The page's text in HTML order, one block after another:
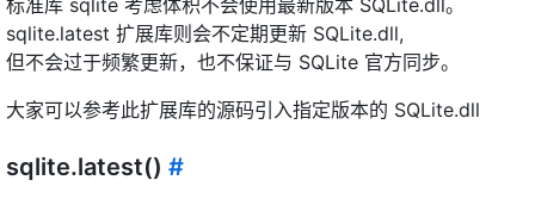
sqlite.latest 扩展库则会不定期更新 SQLite.dll,
但不会过于频繁更新，也不保证与 SQLite 官方同步。
大家可以参考此扩展库的源码引入指定版本的 SQLite.dll
sqlite.latest() #